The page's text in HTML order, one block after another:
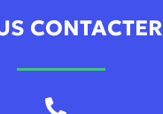
CONTACTER